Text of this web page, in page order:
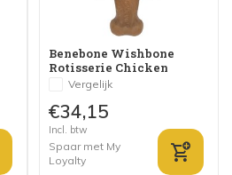
Benebone Wishbone
Rotisserie Chicken
Vergelijk
€34,15
Incl. btw
Spaar met My
Loyalty